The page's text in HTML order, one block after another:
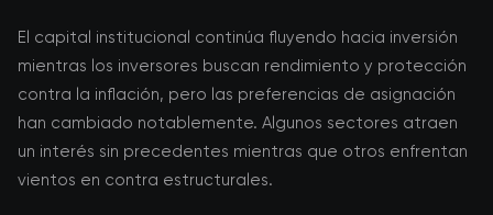
El capital institucional continúa fluyendo hacia inversión
mientras los inversores buscan rendimiento y protección
contra la inflación, pero las preferencias de asignación
han cambiado notablemente. Algunos sectores atraen
un interés sin precedentes mientras que otros enfrentan
vientos en contra estructurales.